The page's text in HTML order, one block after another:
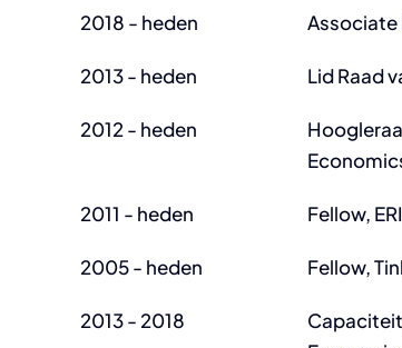
2018 - heden Associate
2013 - heden Lid Raad
2012 - heden
2011 - heden Fellow,
2005 - heden Fellow,
2013 - 2018